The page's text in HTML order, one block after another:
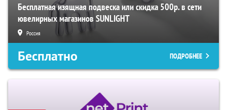
Бесплатная изящная подвеска или скидка 500р. в сети
ювелирных магазинов SUNLIGHT
Россия
Бесплатно ПОДРОБНЕЕ